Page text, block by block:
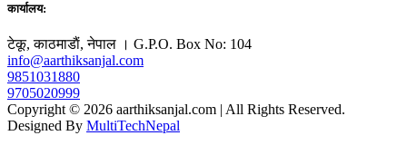
कार्यालय:
टेकू, काठमाडाैं, नेपाल । G.P.O. Box No: 104
info@aarthiksanjal.com
9851031880
9705020999
Copyright © 2026 aarthiksanjal.com | All Rights Reserved.
Designed By MultiTechNepal